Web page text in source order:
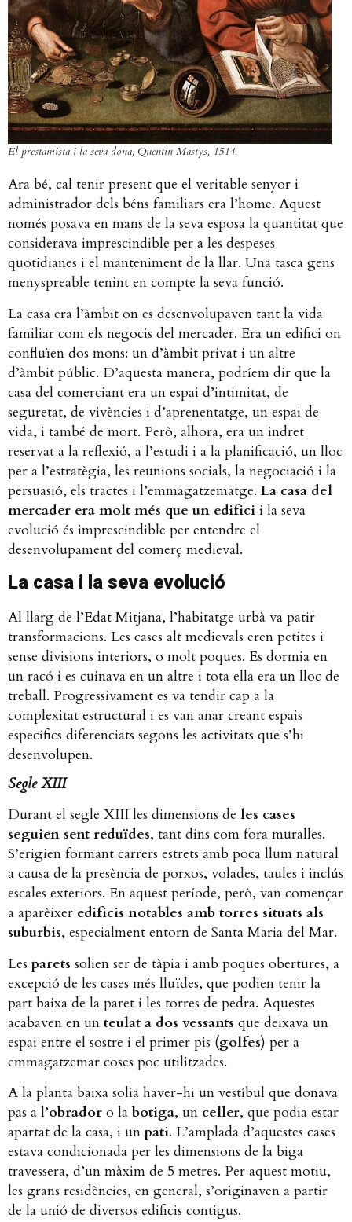
El prestamista i la seva dona, Quentin Mastys, 1514.
Ara bé, cal tenir present que el veritable senyor i
administrador dels béns familiars era l’home. Aquest
només posava en mans de la seva esposa la quantitat que
considerava imprescindible per a les despeses
quotidianes i el manteniment de la llar. Una tasca gens
menyspreable tenint en compte la seva funció.
La casa era l’àmbit on es desenvolupaven tant la vida
familiar com els negocis del mercader. Era un edifici on
confluïen dos mons: un d’àmbit privat i un altre
d’àmbit públic. D’aquesta manera, podríem dir que la
casa del comerciant era un espai d’intimitat, de
seguretat, de vivències i d’aprenentatge, un espai de
vida, i també de mort. Però, alhora, era un indret
reservat a la reflexió, a l’estudi i a la planificació, un lloc
per a l’estratègia, les reunions socials, la negociació i la
persuasió, els tractes i l’emmagatzematge. La casa del
mercader era molt més que un edifici i la seva
evolució és imprescindible per entendre el
desenvolupament del comerç medieval.
La casa i la seva evolució
Al llarg de l’Edat Mitjana, l’habitatge urbà va patir
transformacions. Les cases alt medievals eren petites i
sense divisions interiors, o molt poques. Es dormia en
un racó i es cuinava en un altre i tota ella era un lloc de
treball. Progressivament es va tendir cap a la
complexitat estructural i es van anar creant espais
específics diferenciats segons les activitats que s’hi
desenvolupen.
Segle XIII
Durant el segle XIII les dimensions de les cases
seguien sent reduïdes, tant dins com fora muralles.
S’erigien formant carrers estrets amb poca llum natural
a causa de la presència de porxos, volades, taules i inclús
escales exteriors. En aquest període, però, van començar
a aparèixer edificis notables amb torres situats als
suburbis, especialment entorn de Santa Maria del Mar.
Les parets solien ser de tàpia i amb poques obertures, a
excepció de les cases més lluïdes, que podien tenir la
part baixa de la paret i les torres de pedra. Aquestes
acabaven en un teulat a dos vessants que deixava un
espai entre el sostre i el primer pis (golfes) per a
emmagatzemar coses poc utilitzades.
A la planta baixa solia haver-hi un vestíbul que donava
pas a l’obrador o la botiga, un celler, que podia estar
apartat de la casa, i un pati. L’amplada d’aquestes cases
estava condicionada per les dimensions de la biga
travessera, d’un màxim de 5 metres. Per aquest motiu,
les grans residències, en general, s’originaven a partir
de la unió de diversos edificis contigus.